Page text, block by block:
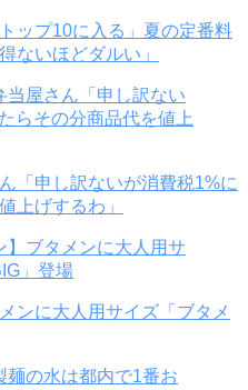
ップ10に入る」夏の定番料
いほどダルい」
「申し訳ないが消費税1%に
上げするわ」
ンに大人用サイズ「ブタメ